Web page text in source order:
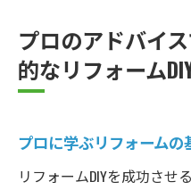
プロのアドバイ
的なリフォーム
プロに学ぶリフォームの
リフォームDIYを成功させ